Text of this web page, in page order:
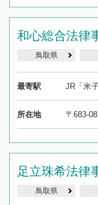
和心総合法律
鳥取県
最寄駅 JR「米
所在地 〒683-
足立珠希法律
鳥取県